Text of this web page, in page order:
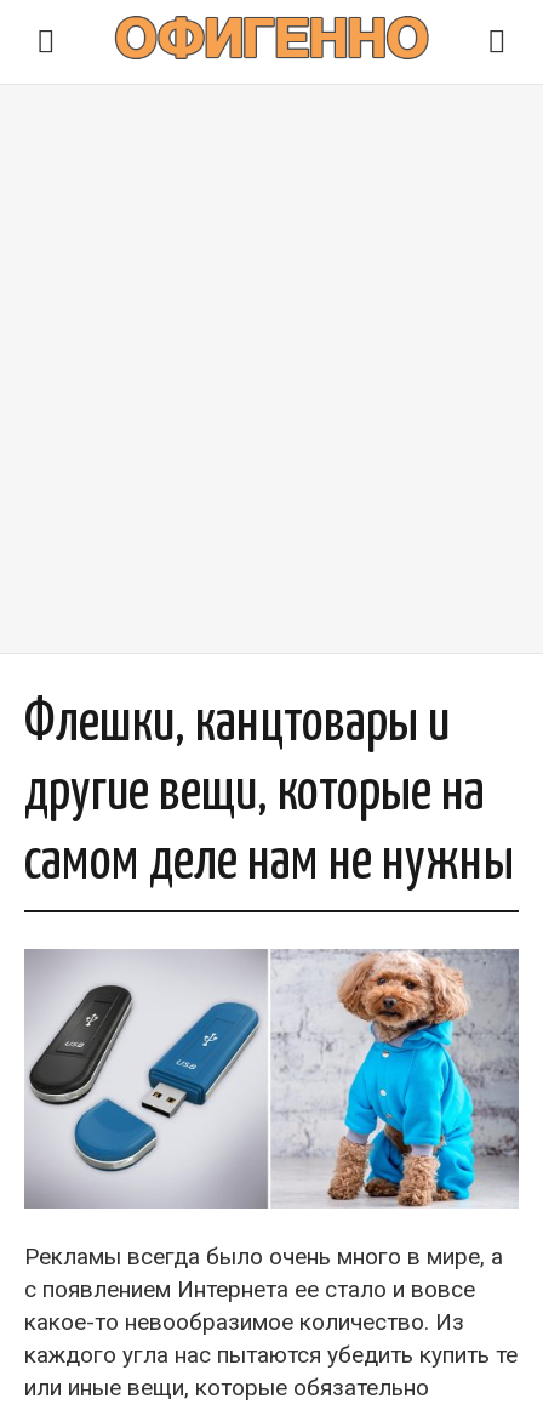
Флешки, канцтовары и
другие вещи, которые на
самом деле нам не нужны
Рекламы всегда было очень много в мире, а
с появлением Интернета ее стало и вовсе
какое-то невообразимое количество. Из
каждого угла нас пытаются убедить купить те
или иные вещи, которые обязательно